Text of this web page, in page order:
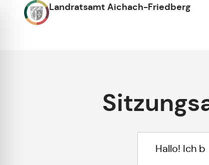
Landratsamt Aichach-Friedberg